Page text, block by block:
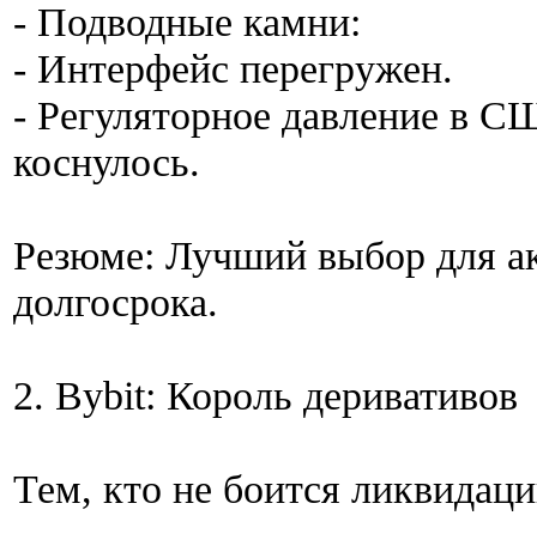
- Подводные камни:
- Интерфейс перегружен.
- Регуляторное давление в
коснулось.
Резюме: Лучший выбор для
долгосрока.
2. Bybit: Король деривативов
Тем, кто не боится